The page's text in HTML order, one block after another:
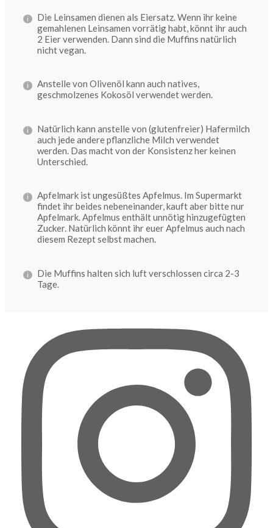
Die Leinsamen dienen als Eiersatz. Wenn ihr keine
gemahlenen Leinsamen vorrätig habt, könnt ihr auch
2 Eier verwenden. Dann sind die Muffins natürlich
nicht vegan.
Anstelle von Olivenöl kann auch natives,
geschmolzenes Kokosöl verwendet werden.
Natürlich kann anstelle von (glutenfreier) Hafermilch
auch jede andere pflanzliche Milch verwendet
werden. Das macht von der Konsistenz her keinen
Unterschied.
Apfelmark ist ungesüßtes Apfelmus. Im Supermarkt
findet ihr beides nebeneinander, kauft aber bitte nur
Apfelmark. Apfelmus enthält unnötig hinzugefügten
Zucker. Natürlich könnt ihr euer Apfelmus auch nach
diesem Rezept selbst machen.
Die Muffins halten sich luft verschlossen circa 2-3
Tage.